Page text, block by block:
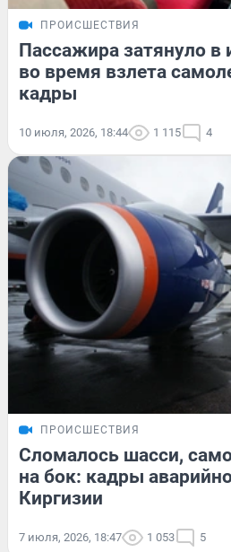
ПРОИСШЕСТВИЯ
Пассажира затянуло
во время взлета
кадры
10 июля, 2026, 18:44 1 115 4
ПРОИСШЕСТВИЯ
Сломалось шасси,
на бок: кадры
Киргизии
7 июля, 2026, 18:47 1 053 5